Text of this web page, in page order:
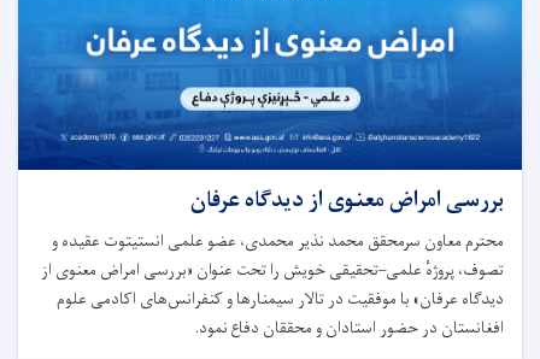
بررسی امراض معنوی از دیدگاه عرفان
محترم معاون سرمحقق محمد نذیر محمدی، عضو علمی انستیتوت عقیده و
تصوف، پروژهٔ علمی–تحقیقی خویش را تحت عنوان «بررسی امراض معنوی از
دیدگاه عرفان» با موفقیت در تالار سیمنارها و کنفرانس‌های اکادمی علوم
افغانستان در حضور استادان و محققان دفاع نمود.